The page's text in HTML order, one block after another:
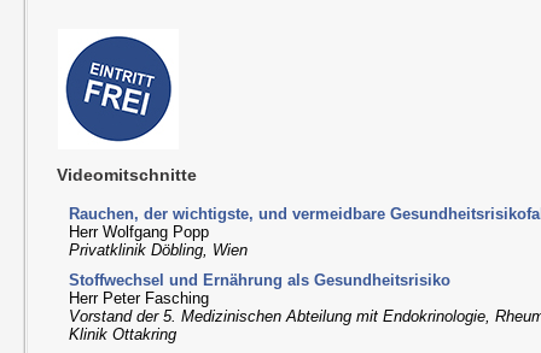
Videomitschnitte
Rauchen, der wichtigste, und vermeidbare
Herr Wolfgang Popp
Privatklinik Döbling, Wien
Stoffwechsel und Ernährung als Gesundheitsrisiko
Herr Peter Fasching
Vorstand der 5. Medizinischen Abteilung mit Endokrinologie,
Klinik Ottakring